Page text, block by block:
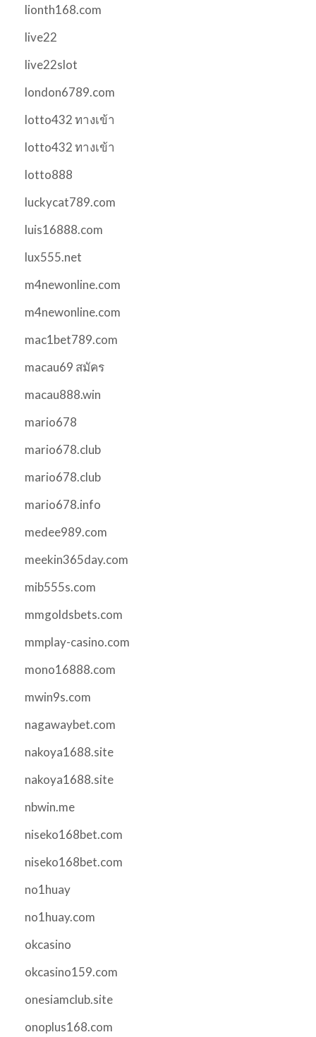
lionth168.com
live22
live22slot
london6789.com
lotto432 ทางเข้า
lotto432 ทางเข้า
lotto888
luckycat789.com
luis16888.com
lux555.net
m4newonline.com
m4newonline.com
mac1bet789.com
macau69 สมัคร
macau888.win
mario678
mario678.club
mario678.club
mario678.info
medee989.com
meekin365day.com
mib555s.com
mmgoldsbets.com
mmplay-casino.com
mono16888.com
mwin9s.com
nagawaybet.com
nakoya1688.site
nakoya1688.site
nbwin.me
niseko168bet.com
niseko168bet.com
no1huay
no1huay.com
okcasino
okcasino159.com
onesiamclub.site
onoplus168.com